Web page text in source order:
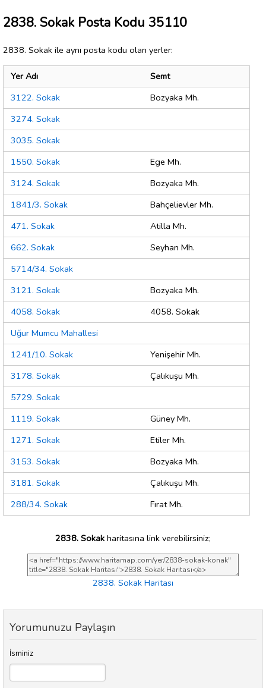
2838. Sokak Posta Kodu 35110
2838. Sokak ile aynı posta kodu olan yerler:
Yer Adı
Semt
3122. Sokak
Bozyaka Mh.
3274. Sokak
3035. Sokak
1550. Sokak
Ege Mh.
3124. Sokak
Bozyaka Mh.
1841/3. Sokak
Bahçelievler Mh.
471. Sokak
Atilla Mh.
662. Sokak
Seyhan Mh.
5714/34. Sokak
3121. Sokak
Bozyaka Mh.
4058. Sokak
4058. Sokak
Uğur Mumcu Mahallesi
1241/10. Sokak
Yenişehir Mh.
3178. Sokak
Çalıkuşu Mh.
5729. Sokak
1119. Sokak
Güney Mh.
1271. Sokak
Etiler Mh.
3153. Sokak
Bozyaka Mh.
3181. Sokak
Çalıkuşu Mh.
288/34. Sokak
Fırat Mh.
2838. Sokak haritasına link verebilirsiniz;
2838. Sokak Haritası
Yorumunuzu Paylaşın
İsminiz